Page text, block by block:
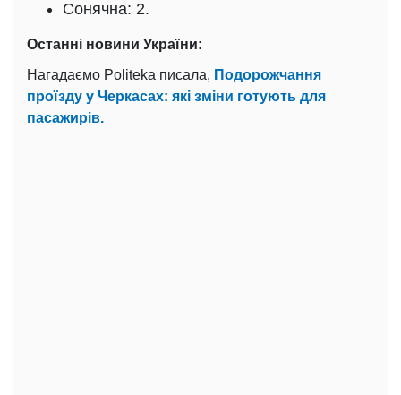
Сонячна: 2.
Останні новини України:
Нагадаємо Politeka писала, Подорожчання
проїзду у Черкасах: які зміни готують для
пасажирів.